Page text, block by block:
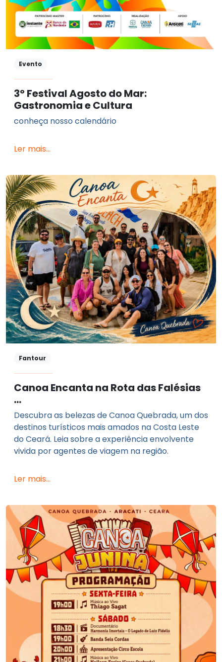
Evento
3º Festival Agosto do Mar:
Gastronomia e Cultura
conheça nosso calendário
Ler mais...
Fantour
Canoa Encanta na Rota das Falésias
…
Descubra as belezas de Canoa Quebrada, um dos
destinos turísticos mais amados na Costa Leste
do Ceará. Leia sobre a experiência envolvente
vivida por agentes de viagem na região.
Ler mais...